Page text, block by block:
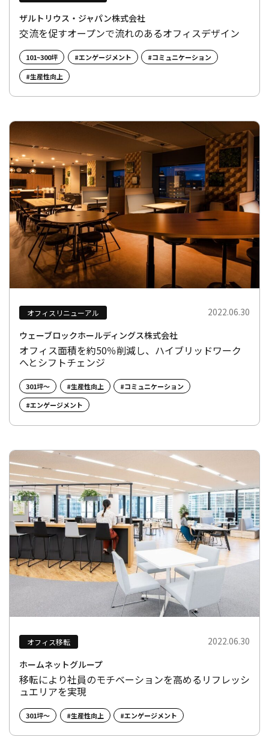
ザルトリウス・ジャパン株式会社
交流を促すオープンで流れのあるオフィスデザイン
101~300坪 #エンゲージメント
#コミュニケーション
#生産性向上
オフィスリニューアル
2022.06.30
ウェーブロックホールディングス株式会社
オフィス面積を約50％削減し、ハイブリッドワーク
へとシフトチェンジ
301坪～ #生産性向上
#コミュニケーション
#エンゲージメント
オフィス移転
2022.06.30
ホームネットグループ
移転により社員のモチベーションを高めるリフレッシ
ュエリアを実現
301坪～ #生産性向上 #エンゲージメント